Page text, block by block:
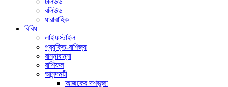
বলিউড
ধারাবাহিক
বিবিধ
লাইফস্টাইল
প্রযুক্তি-বাণিজ্য
রান্নাবান্না
রাশিফল
আনন্দময়ী
আজকের দশভূজা